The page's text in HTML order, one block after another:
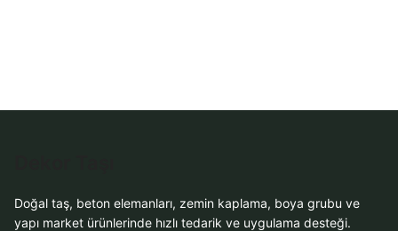
Doğal taş, beton elemanları, zemin kaplama, boya grubu ve
yapı market ürünlerinde hızlı tedarik ve uygulama desteği.